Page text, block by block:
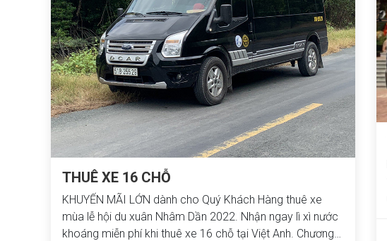
THUÊ XE 16 CHỖ
KHUYẾN MÃI LỚN dành cho Quý Khách Hàng thuê xe
mùa lễ hội du xuân Nhâm Dần 2022. Nhận ngay lì xì nước
khoáng miễn phí khi thuê xe 16 chỗ tại Việt Anh. Chương